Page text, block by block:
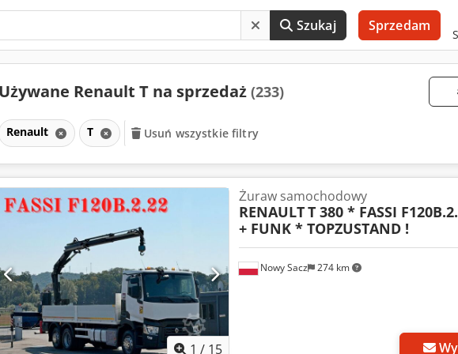
Szukaj Sprzedam
Używane Renault T na sprzedaż (233)
Renault T Usuń wszystkie filtry
1 / 15
Nowy Sacz 274 km
Żuraw samochodowy
RENAULTT 380 * FASSI
+ FUNK * TOPZUSTAND !